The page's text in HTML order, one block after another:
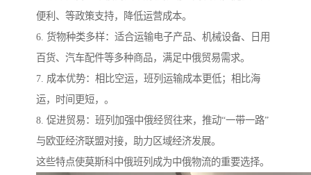
便利、等政策支持，降低运营成本。
6. 货物种类多样：适合运输电子产品、机械设备、日用
百货、汽车配件等多种商品，满足中俄贸易需求。
7. 成本优势：相比空运，班列运输成本更低；相比海
运，时间更短，。
8. 促进贸易：班列加强中俄经贸往来，推动“一带一路”
与欧亚经济联盟对接，助力区域经济发展。
这些特点使莫斯科中俄班列成为中俄物流的重要选择。